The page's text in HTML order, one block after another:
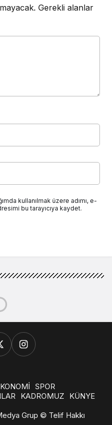
Gerekli alanlar
kullanılmak üzere adımı, e-
bu tarayıcıya kaydet.
SPOR
KADROMUZ
KÜNYE
Grup © Telif Hakkı